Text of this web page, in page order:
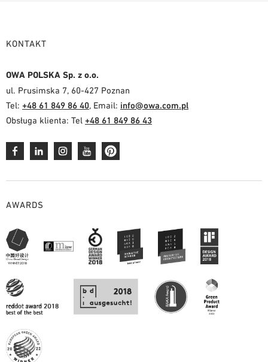
KONTAKT
OWA POLSKA Sp. z o.o.
ul. Prusimska 7, 60-427 Poznan
Tel: +48 61 849 86 40, Email: info@owa.com.pl
Obsługa klienta: Tel +48 61 849 86 43
AWARDS